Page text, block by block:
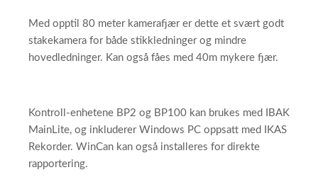
Med opptil 80 meter kamerafjær er dette et svært godt
stakekamera for både stikkledninger og mindre
hovedledninger. Kan også fåes med 40m mykere fjær.
Kontroll-enhetene BP2 og BP100 kan brukes med IBAK
MainLite, og inkluderer Windows PC oppsatt med IKAS
Rekorder. WinCan kan også installeres for direkte
rapportering.